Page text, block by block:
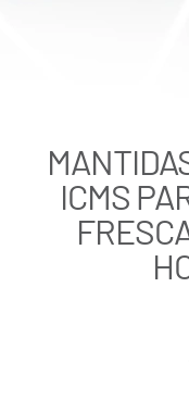
ICMS